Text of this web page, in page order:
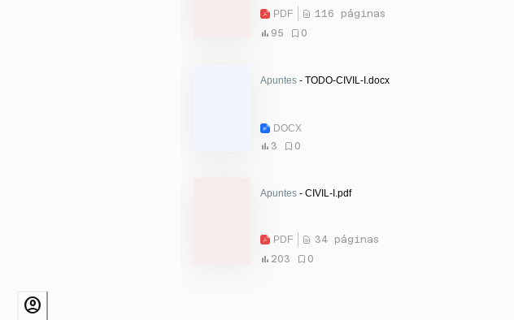
PDF
116 páginas
95
0
Apuntes - TODO-CIVIL-I.docx
DOCX
3
0
Apuntes - CIVIL-I.pdf
PDF
34 páginas
203
0
account_circle